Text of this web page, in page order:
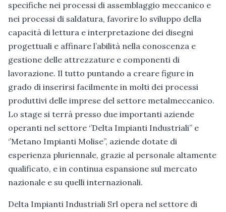
specifiche nei processi di assemblaggio meccanico e
nei processi di saldatura, favorire lo sviluppo della
capacità di lettura e interpretazione dei disegni
progettuali e affinare l’abilità nella conoscenza e
gestione delle attrezzature e componenti di
lavorazione. Il tutto puntando a creare figure in
grado di inserirsi facilmente in molti dei processi
produttivi delle imprese del settore metalmeccanico.
Lo stage si terrà presso due importanti aziende
operanti nel settore ‘’Delta Impianti Industriali’’ e
‘’Metano Impianti Molise’’, aziende dotate di
esperienza pluriennale, grazie al personale altamente
qualificato, e in continua espansione sul mercato
nazionale e su quelli internazionali.
Delta Impianti Industriali Srl opera nel settore di